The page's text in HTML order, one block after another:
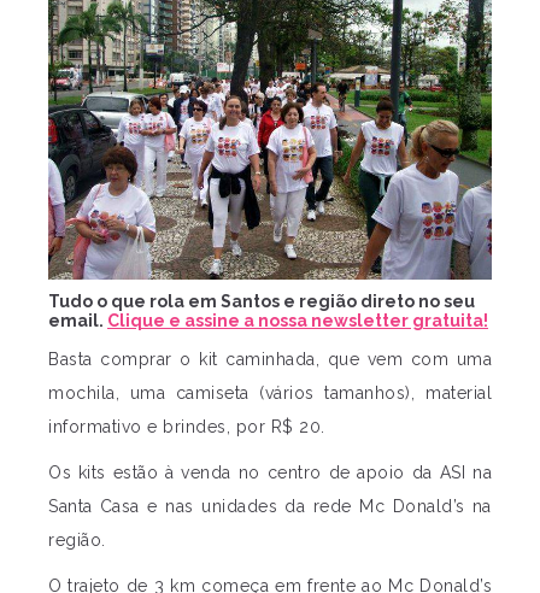
Tudo o que rola em Santos e região direto no seu
email. Clique e assine a nossa newsletter gratuita!
Basta comprar o kit caminhada, que vem com uma
mochila, uma camiseta (vários tamanhos), material
informativo e brindes, por R$ 20.
Os kits estão à venda no centro de apoio da ASI na
Santa Casa e nas unidades da rede Mc Donald’s na
região.
O trajeto de 3 km começa em frente ao Mc Donald’s